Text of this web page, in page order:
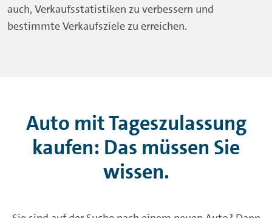
auch, Verkaufsstatistiken zu verbessern und
bestimmte Verkaufsziele zu erreichen.
Auto mit Tageszulassung
kaufen: Das müssen Sie
wissen.